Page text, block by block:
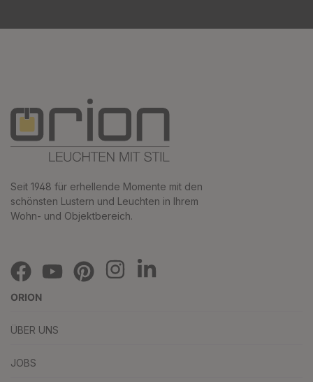
Seit 1948 für erhellende Momente mit den
schönsten Lustern und Leuchten in Ihrem
Wohn- und Objektbereich.
ORION
ÜBER UNS
JOBS